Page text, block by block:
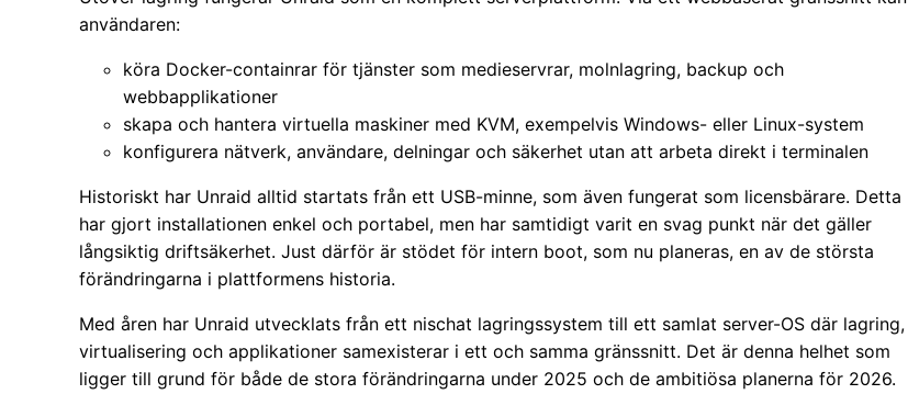
användaren:
köra Docker-containrar för tjänster som medieservrar, molnlagring, backup och
webbapplikationer
skapa och hantera virtuella maskiner med KVM, exempelvis Windows- eller Linux-system
konfigurera nätverk, användare, delningar och säkerhet utan att arbeta direkt i terminalen
Historiskt har Unraid alltid startats från ett USB-minne, som även fungerat som licensbärare. Detta
har gjort installationen enkel och portabel, men har samtidigt varit en svag punkt när det gäller
långsiktig driftsäkerhet. Just därför är stödet för intern boot, som nu planeras, en av de största
förändringarna i plattformens historia.
Med åren har Unraid utvecklats från ett nischat lagringssystem till ett samlat server-OS där lagring,
virtualisering och applikationer samexisterar i ett och samma gränssnitt. Det är denna helhet som
ligger till grund för både de stora förändringarna under 2025 och de ambitiösa planerna för 2026.